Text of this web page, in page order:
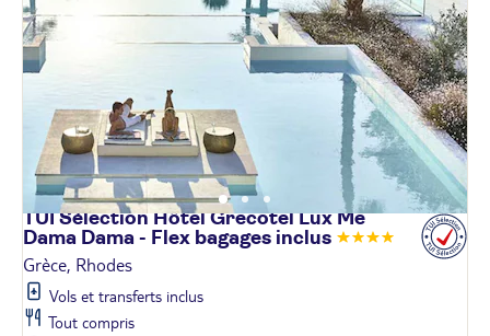
TUI Sélection Hôtel Grecotel Lux Me
Dama Dama - Flex bagages inclus
Grèce, Rhodes
Vols et transferts inclus
Tout compris